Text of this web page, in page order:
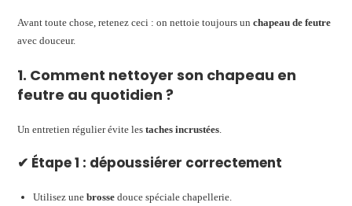
Avant toute chose, retenez ceci : on nettoie toujours unchapeau de feutre
avec douceur.
1. Comment nettoyer son chapeau en
feutre au quotidien ?
Un entretien régulier évite lestaches incrustées
✔ Étape 1 : dépoussiérer correctement
Utilisez unebrosse douce spéciale chapellerie.